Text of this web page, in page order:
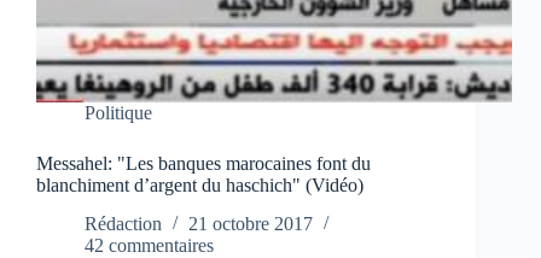
Politique
Messahel: "Les banques marocaines font du
blanchiment d’argent du haschich" (Vidéo)
Rédaction
21 octobre 2017
42 commentaires